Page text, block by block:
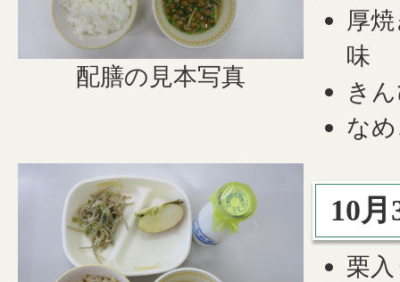
配膳の見本写真
厚
味
き
な
10
栗